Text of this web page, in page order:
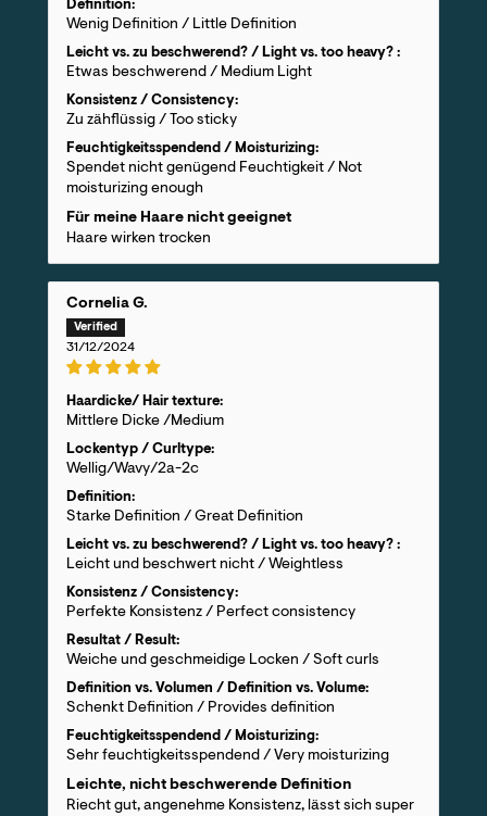
Definition:
Wenig Definition / Little Definition
Leicht vs. zu beschwerend? / Light vs. too heavy? :
Etwas beschwerend / Medium Light
Konsistenz / Consistency:
Zu zähflüssig / Too sticky
Feuchtigkeitsspendend / Moisturizing:
Spendet nicht genügend Feuchtigkeit / Not
moisturizing enough
Für meine Haare nicht geeignet
Haare wirken trocken
Cornelia G.
31/12/2024
Haardicke/ Hair texture:
Mittlere Dicke /Medium
Lockentyp / Curltype:
Wellig/Wavy/2a-2c
Definition:
Starke Definition / Great Definition
Leicht vs. zu beschwerend? / Light vs. too heavy? :
Leicht und beschwert nicht / Weightless
Konsistenz / Consistency:
Perfekte Konsistenz / Perfect consistency
Resultat / Result:
Weiche und geschmeidige Locken / Soft curls
Definition vs. Volumen / Definition vs. Volume:
Schenkt Definition / Provides definition
Feuchtigkeitsspendend / Moisturizing:
Sehr feuchtigkeitsspendend / Very moisturizing
Leichte, nicht beschwerende Definition
Riecht gut, angenehme Konsistenz, lässt sich super